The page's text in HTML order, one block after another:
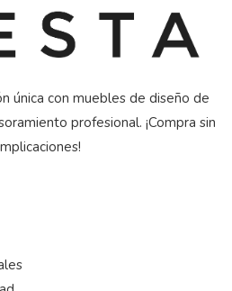
única con muebles de diseño de
profesional. ¡Compra sin